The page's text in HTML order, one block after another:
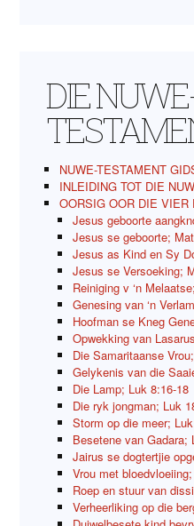
DIE
NUWE-TESTAMENT
INLEIDING TOT DIE
OORSIG OOR DIE VIER
Jesus geboorte
Jesus se geboorte;
Jesus as Kind en Sy
Jesus se Versoeking;
Reiniging v ‘n
Genesing van ‘n
Hoofman se Kneg
Opwekking van
Die Samaritaanse
Gelykenis van die
Die Lamp; Luk 8:16-18
Die ryk jongman; Luk
Storm op die meer;
Besetene van Gadara;
Jairus se dogtertjie
Vrou met
Roep en stuur van
Verheerliking op die